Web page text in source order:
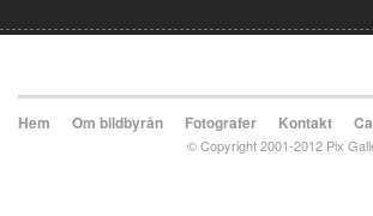
Hem Om bildbyrån Fotografer Kontakt
© Copyright 2001-2012 Pix